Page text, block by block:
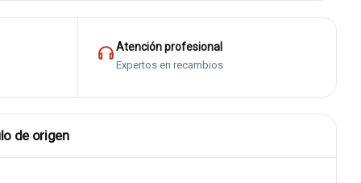
Atención profesional
Expertos en recambios
de origen